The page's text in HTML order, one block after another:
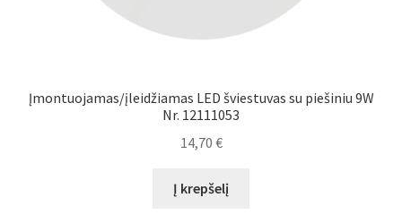
Įmontuojamas/įleidžiamas LED šviestuvas su piešiniu 9W
Nr. 12111053
14,70 €
Į krepšelį